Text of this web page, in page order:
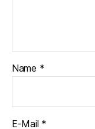
Name *
E-Mail *